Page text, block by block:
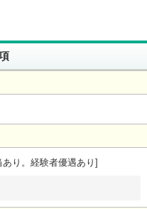
あり。経験者優遇あり